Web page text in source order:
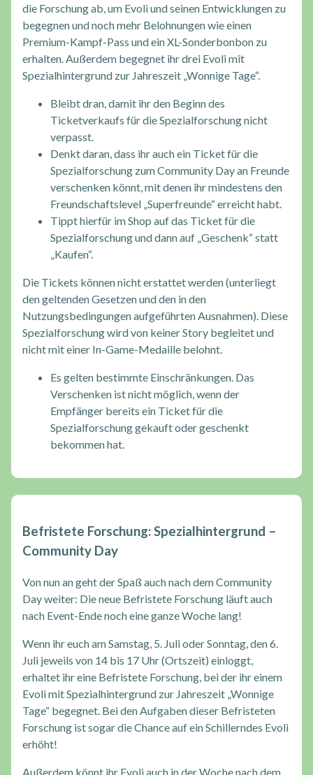
die Forschung ab, um Evoli und seinen Entwicklungen zu
begegnen und noch mehr Belohnungen wie einen
Premium-Kampf-Pass und ein XL-Sonderbonbon zu
erhalten. Außerdem begegnet ihr drei Evoli mit
Spezialhintergrund zur Jahreszeit „Wonnige Tage“.
Bleibt dran, damit ihr den Beginn des
Ticketverkaufs für die Spezialforschung nicht
verpasst.
Denkt daran, dass ihr auch ein Ticket für die
Spezialforschung zum Community Day an Freunde
verschenken könnt, mit denen ihr mindestens den
Freundschaftslevel „Superfreunde“ erreicht habt.
Tippt hierfür im Shop auf das Ticket für die
Spezialforschung und dann auf „Geschenk“ statt
„Kaufen“.
Die Tickets können nicht erstattet werden (unterliegt
den geltenden Gesetzen und den in den
Nutzungsbedingungen aufgeführten Ausnahmen). Diese
Spezialforschung wird von keiner Story begleitet und
nicht mit einer In-Game-Medaille belohnt.
Es gelten bestimmte Einschränkungen. Das
Verschenken ist nicht möglich, wenn der
Empfänger bereits ein Ticket für die
Spezialforschung gekauft oder geschenkt
bekommen hat.
Befristete Forschung: Spezialhintergrund –
Community Day
Von nun an geht der Spaß auch nach dem Community
Day weiter: Die neue Befristete Forschung läuft auch
nach Event-Ende noch eine ganze Woche lang!
Wenn ihr euch am Samstag, 5. Juli oder Sonntag, den 6.
Juli jeweils von 14 bis 17 Uhr (Ortszeit) einloggt,
erhaltet ihr eine Befristete Forschung, bei der ihr einem
Evoli mit Spezialhintergrund zur Jahreszeit „Wonnige
Tage“ begegnet. Bei den Aufgaben dieser Befristeten
Forschung ist sogar die Chance auf ein Schillerndes Evoli
erhöht!
Außerdem könnt ihr Evoli auch in der Woche nach dem